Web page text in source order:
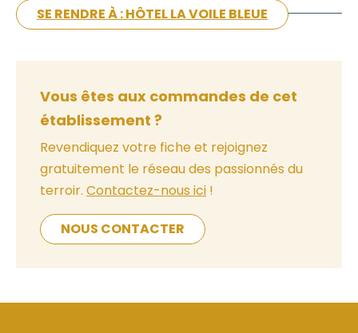
SE RENDRE À : HÔTEL LA VOILE BLEUE
Vous êtes aux commandes de cet
établissement ?
Revendiquez votre fiche et rejoignez
gratuitement le réseau des passionnés du
terroir. Contactez-nous ici !
NOUS CONTACTER